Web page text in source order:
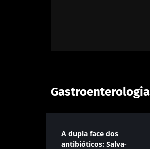
Gastroenterologia
A dupla face dos
antibióticos: Salva-